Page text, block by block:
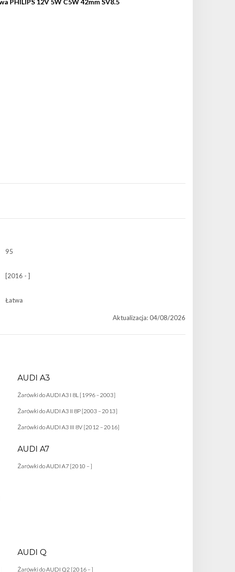
95
[2016 - ]
Łatwa
Aktualizacja: 04/08/2026
AUDI A3
Żarówki do AUDI A3 I 8L [1996 – 2003]
Żarówki do AUDI A3 II 8P [2003 – 2013]
Żarówki do AUDI A3 III 8V [2012 – 2016]
AUDI A7
Żarówki do AUDI A7 [2010 – ]
AUDI Q
Żarówki do AUDI Q2 [2016 – ]